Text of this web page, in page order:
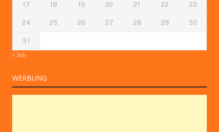
17 18 19 20 21 22 23
24 25 26 27 28 29 30
31
« Juli
WERBUNG